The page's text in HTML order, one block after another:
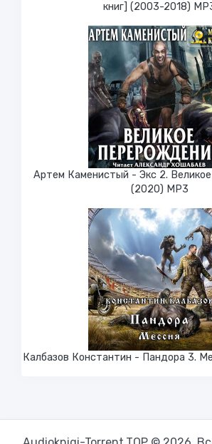
книг] (2003-2018)
Артем Каменистый - Экс 2.
(2020) МР3
Калбазов Константин - Пандора 3.